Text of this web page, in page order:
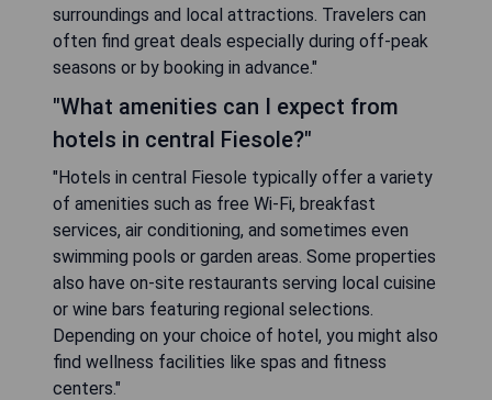
surroundings and local attractions. Travelers can
often find great deals especially during off-peak
seasons or by booking in advance."
"What amenities can I expect from
hotels in central Fiesole?"
"Hotels in central Fiesole typically offer a variety
of amenities such as free Wi-Fi, breakfast
services, air conditioning, and sometimes even
swimming pools or garden areas. Some properties
also have on-site restaurants serving local cuisine
or wine bars featuring regional selections.
Depending on your choice of hotel, you might also
find wellness facilities like spas and fitness
centers."